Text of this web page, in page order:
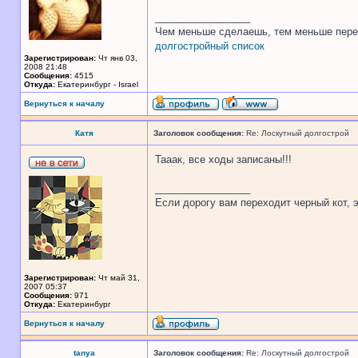
Зарегистрирован: Чт янв 03,
2008 21:48
Сообщения: 4515
Откуда: Екатеринбург - Israel
Чем меньше сделаешь, тем меньше
долгостройный список
Вернуться к началу
Катя Заголовок сообщения: Re: Лоскутный долгострой
Зарегистрирован: Чт май 31,
2007 05:37
Сообщения: 971
Откуда: Екатеринбург
Тааак, все ходы записаны!!!
Если дорогу вам переходит черный кот,
Вернуться к началу
tanya Заголовок сообщения: Re: Лоскутный долгострой